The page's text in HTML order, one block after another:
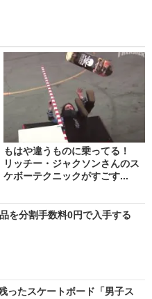
もはや違うものに乗ってる！
リッチー・ジャクソンさんのス
ケボーテクニックがすごす...
を分割手数料0円で入手する
ったスケートボード「男子ス